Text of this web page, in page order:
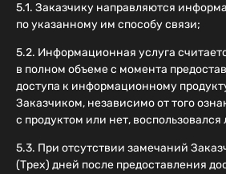
5.1. Заказчику направляются
по указанному им способу связи;
5.2. Информационная услуга
в полном объеме с момента
доступа к информационному
Заказчиком, независимо от того
с продуктом или нет,
5.3. При отсутствии замечаний
(Трех) дней после предоставления